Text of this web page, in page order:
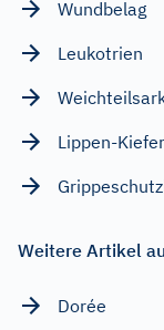
Wundbelag
Leukotrien
Lippen-
Weitere Artikel
Dorée